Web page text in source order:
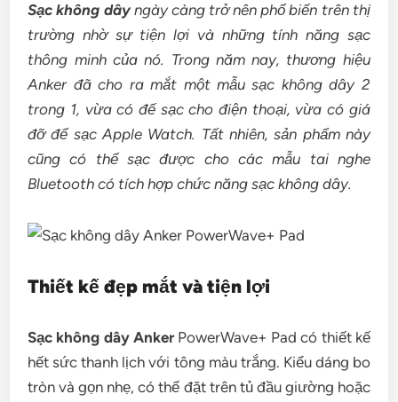
Sạc không dâyngày càng trở nên phổ biến trên thị
trường nhờ sự tiện lợi và những tính năng sạc
thông minh của nó. Trong năm nay, thương hiệu
Anker đã cho ra mắt một mẫu sạc không dây 2
trong 1, vừa có đế sạc cho điện thoại, vừa có giá
đỡ để sạc Apple Watch. Tất nhiên, sản phẩm này
cũng có thể sạc được cho các mẫu tai nghe
Bluetooth có tích hợp chức năng sạc không dây.
Thiết kế đẹp mắt và tiện lợi
Sạc không dây AnkerPowerWave+ Pad có thiết kế
hết sức thanh lịch với tông màu trắng. Kiểu dáng bo
tròn và gọn nhẹ, có thể đặt trên tủ đầu giường hoặc